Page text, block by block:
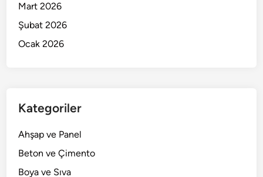
Mart 2026
Şubat 2026
Ocak 2026
Kategoriler
Ahşap ve Panel
Beton ve Çimento
Boya ve Sıva